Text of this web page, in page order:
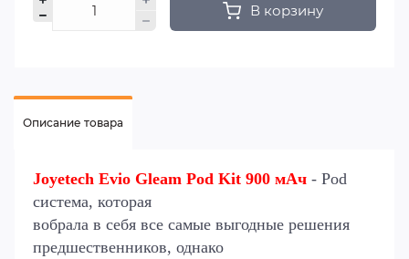
В корзину
Описание товара
Joyetech Evio Gleam Pod Kit 900 мАч - Pod
система, которая
вобрала в себя все самые выгодные решения
предшественников, однако